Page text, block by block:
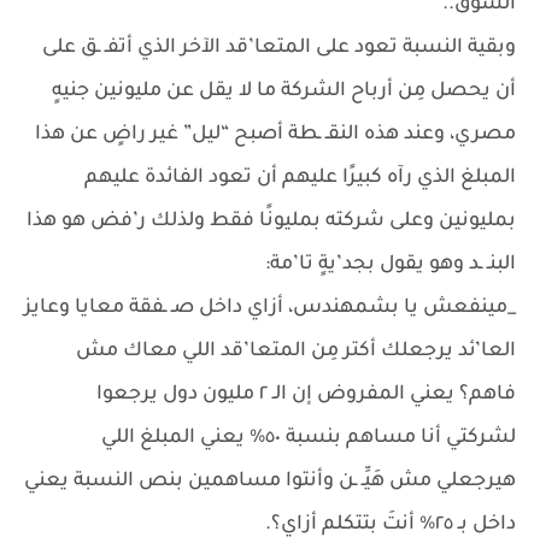
السوق..
وبقية النسبة تعود على المتعا’قد الآخر الذي أتفـ ـق على
أن يحصل مِن أرباح الشركة ما لا يقل عن مليونين جنيهٍ
مصري، وعند هذه النقـ ـطة أصبح “ليل” غير راضٍ عن هذا
المبلغ الذي رآه كبيرًا عليهم أن تعود الفائدة عليهم
بمليونين وعلى شركته بمليونًا فقط ولذلك ر’فض هو هذا
البنـ ـد وهو يقول بجد’يةٍ تا’مة:
_مينفعش يا بشمهندس، أزاي داخل صـ ـفقة معايا وعايز
العا’ئد يرجعلك أكتر مِن المتعا’قد اللي معاك مش
فاهم؟ يعني المفروض إن الـ ٢ مليون دول يرجعوا
لشركتي أنا مساهم بنسبة ٥٠% يعني المبلغ اللي
هيرجعلي مش هَيِّـ ـن وأنتوا مساهمين بنص النسبة يعني
داخل بـ ٢٥% أنتَ بتتكلم أزاي؟.